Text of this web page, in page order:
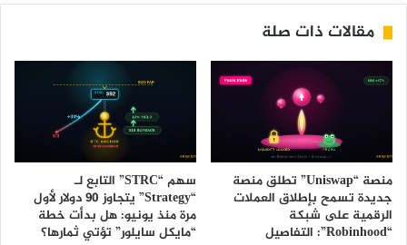
مقالات ذات صلة
منصة “Uniswap” تطلق منصة
جديدة تسمح بإطلاق العملات
الرقمية على شبكة
“Robinhood”: التفاصيل
سهم “STRC” التابع لـ
“Strategy” يتجاوز 90 دولار لأول
مرة منذ يونيو: هل بدأت خطة
“مايكل سايلور” تؤتي ثمارها؟